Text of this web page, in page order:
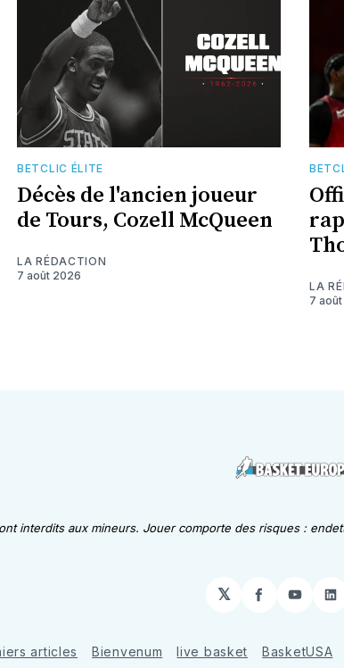
BETCLIC ÉLITE
Décès de l'ancien joueur
de Tours, Cozell McQueen
LA RÉDACTION
7 août 2026
LA
7
interdits aux mineurs. Jouer comporte des risques :
𝕏 Facebook
articles Bienvenum live basket BasketUSA